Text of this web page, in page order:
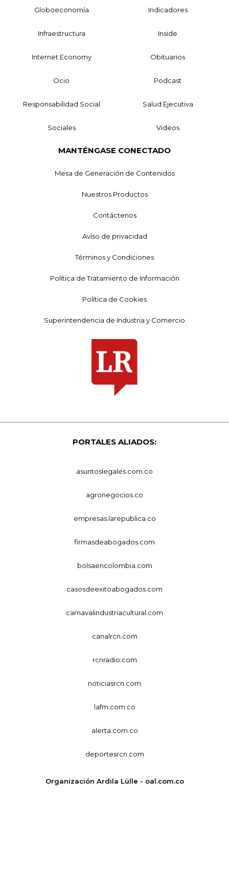
Globoeconomía Indicadores
Infraestructura Inside
Internet Economy Obituarios
Ocio Podcast
Responsabilidad Social Salud Ejecutiva
Sociales Videos
MANTÉNGASE CONECTADO
Mesa de Generación de Contenidos
Nuestros Productos
Contáctenos
Aviso de privacidad
Términos y Condiciones
Política de Tratamiento de Información
Política de Cookies
Superintendencia de Industria y Comercio
PORTALES ALIADOS:
asuntoslegales.com.co
agronegocios.co
empresas.larepublica.co
firmasdeabogados.com
bolsaencolombia.com
casosdeexitoabogados.com
carnavalindustriacultural.com
canalrcn.com
rcnradio.com
noticiasrcn.com
lafm.com.co
alerta.com.co
deportesrcn.com
Organización Ardila Lülle - oal.com.co